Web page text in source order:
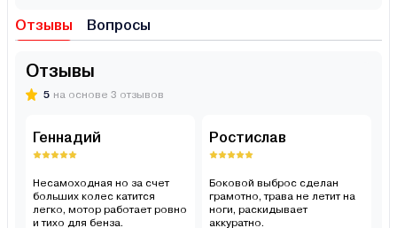
Отзывы Вопросы
Отзывы
5 на основе 3 отзывов
Геннадий
Несамоходная но за счет
больших колес катится
легко, мотор работает ровно
и тихо для бенза.
Ростислав
Боковой выброс сделан
грамотно, трава не летит на
ноги, раскидывает
аккуратно.